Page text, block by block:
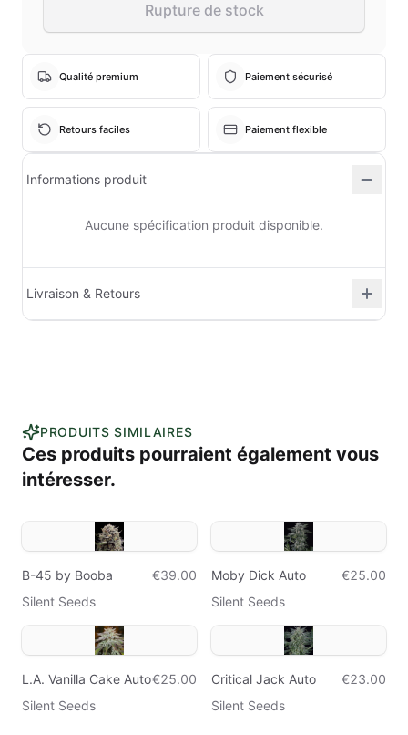
Rupture de stock
Qualité premium Paiement sécurisé
Retours faciles Paiement flexible
Informations produit
Aucune spécification produit disponible.
Livraison & Retours
PRODUITS SIMILAIRES
Ces produits pourraient également vous
intéresser.
B-45 by Booba
€39.00
Silent Seeds
Moby Dick Auto
€25.00
Silent Seeds
L.A. Vanilla Cake Auto€25.00
Silent Seeds
Critical Jack Auto
€23.00
Silent Seeds